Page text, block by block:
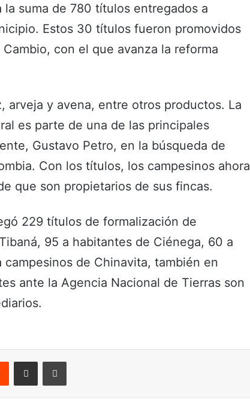
suma de 780 títulos entregados a
Estos 30 títulos fueron promovidos
con el que avanza la reforma
arveja y avena, entre otros productos. La
es parte de una de las principales
Gustavo Petro, en la búsqueda de
Con los títulos, los campesinos ahora
que son propietarios de sus fincas.
229 títulos de formalización de
95 a habitantes de Ciénega, 60 a
de Chinavita, también en
ante la Agencia Nacional de Tierras son
Reddit Compartir por correo electrónicoImprimir